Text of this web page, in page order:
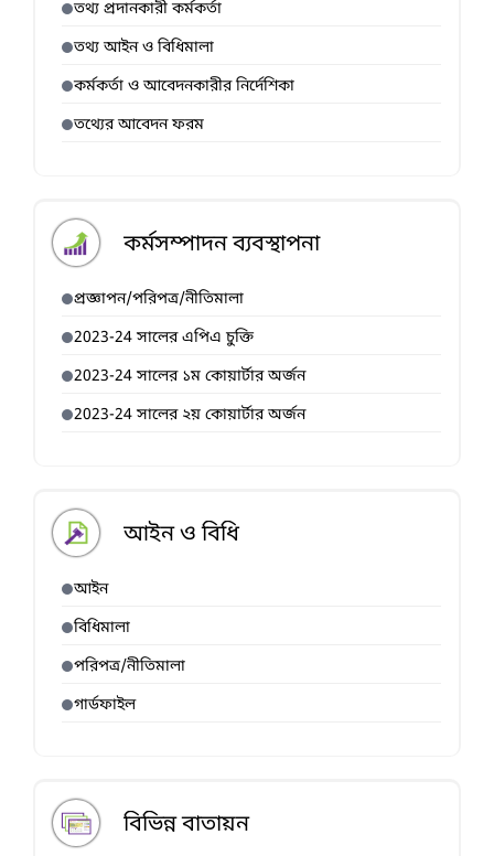
তথ্য প্রদানকারী কর্মকর্তা
তথ্য আইন ও বিধিমালা
কর্মকর্তা ও আবেদনকারীর নির্দেশিকা
তথ্যের আবেদন ফরম
কর্মসম্পাদন ব্যবস্থাপনা
প্রজ্ঞাপন/পরিপত্র/নীতিমালা
2023-24 সালের এপিএ চুক্তি
2023-24 সালের ১ম কোয়ার্টার অর্জন
2023-24 সালের ২য় কোয়ার্টার অর্জন
আইন ও বিধি
আইন
বিধিমালা
পরিপত্র/নীতিমালা
গার্ডফাইল
বিভিন্ন বাতায়ন